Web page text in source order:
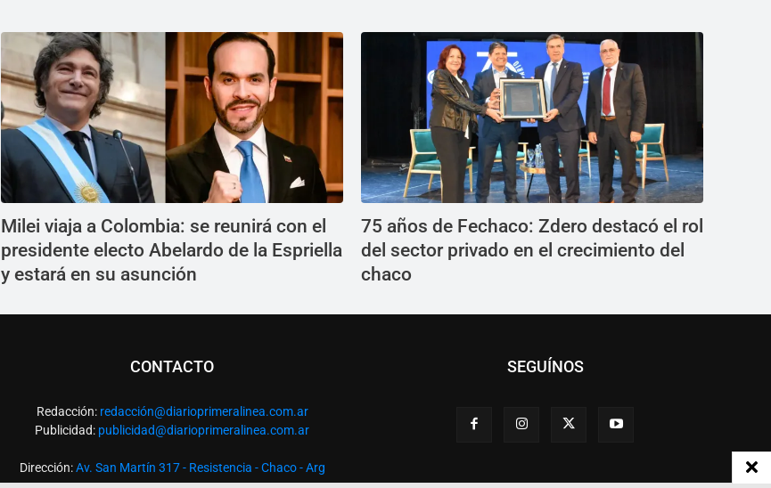
Milei viaja a Colombia: se reunirá con el
presidente electo Abelardo de la Espriella
y estará en su asunción
75 años de Fechaco: Zdero destacó el rol
del sector privado en el crecimiento del
chaco
CONTACTO
Redacción: redacción@diarioprimeralinea.com.ar
Publicidad: publicidad@diarioprimeralinea.com.ar
Dirección:Av. San Martín 317 - Resistencia - Chaco - Arg
SEGUÍNOS